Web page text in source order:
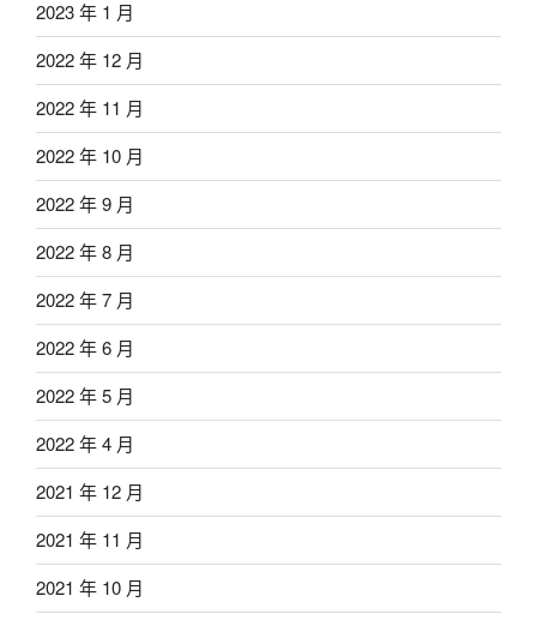
2023 年 1 月
2022 年 12 月
2022 年 11 月
2022 年 10 月
2022 年 9 月
2022 年 8 月
2022 年 7 月
2022 年 6 月
2022 年 5 月
2022 年 4 月
2021 年 12 月
2021 年 11 月
2021 年 10 月